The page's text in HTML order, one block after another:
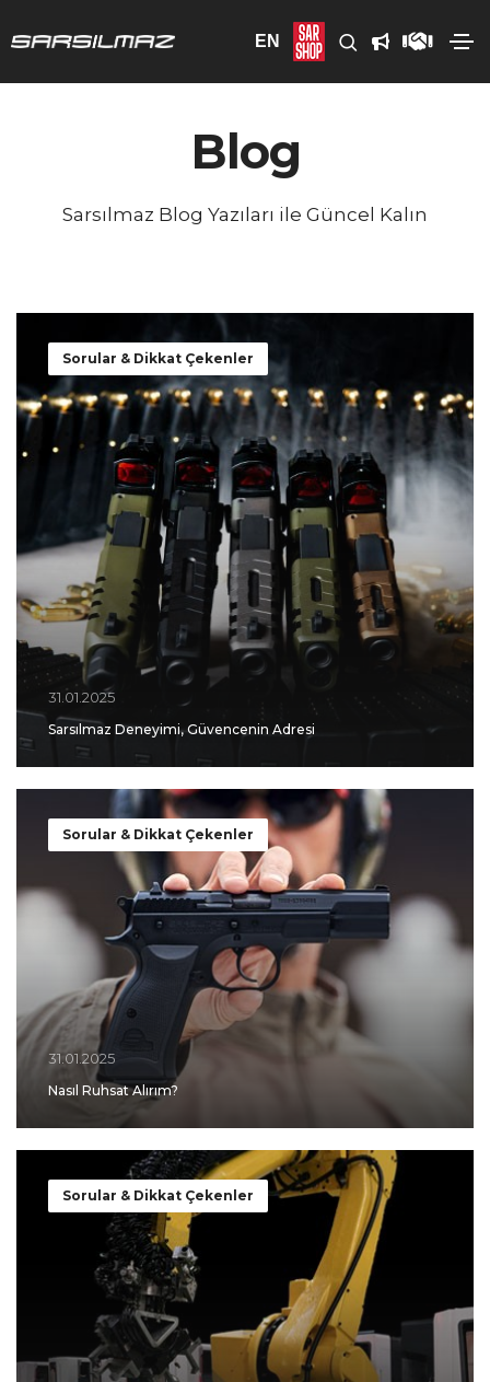
EN
Blog
Sarsılmaz Blog Yazıları ile Güncel Kalın
Sorular & Dikkat Çekenler
31.01.2025
Sarsılmaz Deneyimi, Güvencenin Adresi
Sorular & Dikkat Çekenler
31.01.2025
Nasıl Ruhsat Alırım?
Sorular & Dikkat Çekenler